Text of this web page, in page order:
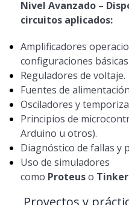
Nivel Avanzado –
circuitos aplicados:
Amplificadores
configuraciones básicas.
Reguladores de voltaje.
Fuentes de
Osciladores y
Principios de
Arduino u otros).
Diagnóstico de fallas y
Uso de simuladores
como Proteuso